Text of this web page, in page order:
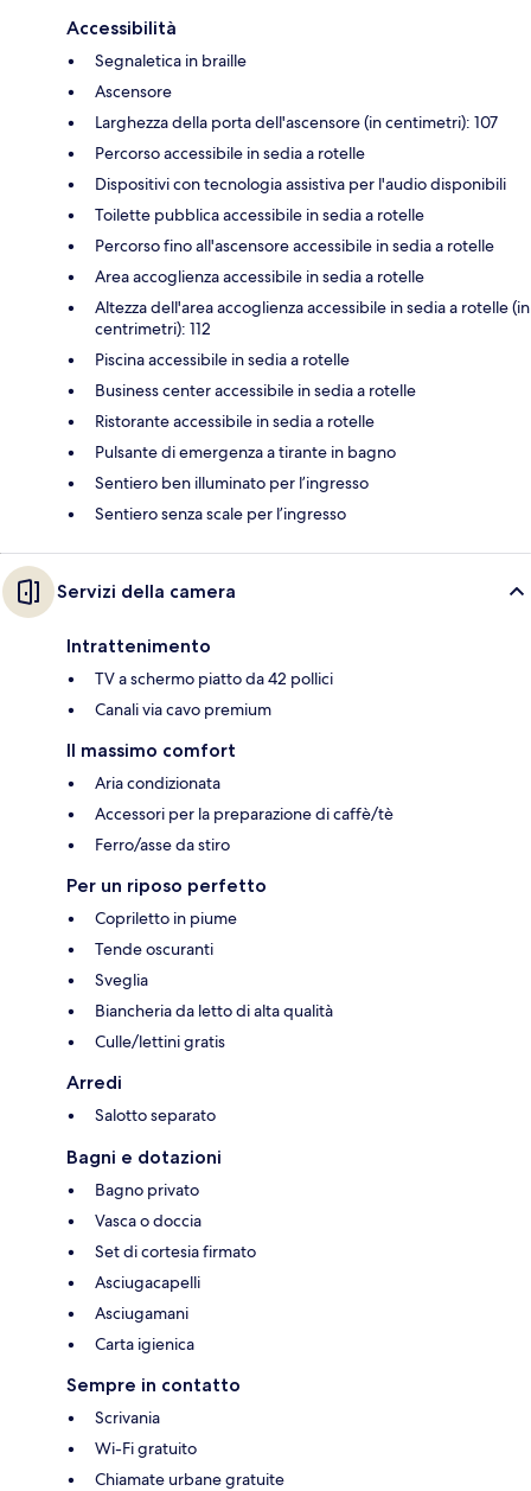
Accessibilità
Segnaletica in braille
Ascensore
Larghezza della porta dell'ascensore (in centimetri): 107
Percorso accessibile in sedia a rotelle
Dispositivi con tecnologia assistiva per l'audio disponibili
Toilette pubblica accessibile in sedia a rotelle
Percorso fino all'ascensore accessibile in sedia a rotelle
Area accoglienza accessibile in sedia a rotelle
Altezza dell'area accoglienza accessibile in sedia a rotelle (in
centrimetri): 112
Piscina accessibile in sedia a rotelle
Business center accessibile in sedia a rotelle
Ristorante accessibile in sedia a rotelle
Pulsante di emergenza a tirante in bagno
Sentiero ben illuminato per l’ingresso
Sentiero senza scale per l’ingresso
Servizi della camera
Intrattenimento
TV a schermo piatto da 42 pollici
Canali via cavo premium
Il massimo comfort
Aria condizionata
Accessori per la preparazione di caffè/tè
Ferro/asse da stiro
Per un riposo perfetto
Copriletto in piume
Tende oscuranti
Sveglia
Biancheria da letto di alta qualità
Culle/lettini gratis
Arredi
Salotto separato
Bagni e dotazioni
Bagno privato
Vasca o doccia
Set di cortesia firmato
Asciugacapelli
Asciugamani
Carta igienica
Sempre in contatto
Scrivania
Wi-Fi gratuito
Chiamate urbane gratuite